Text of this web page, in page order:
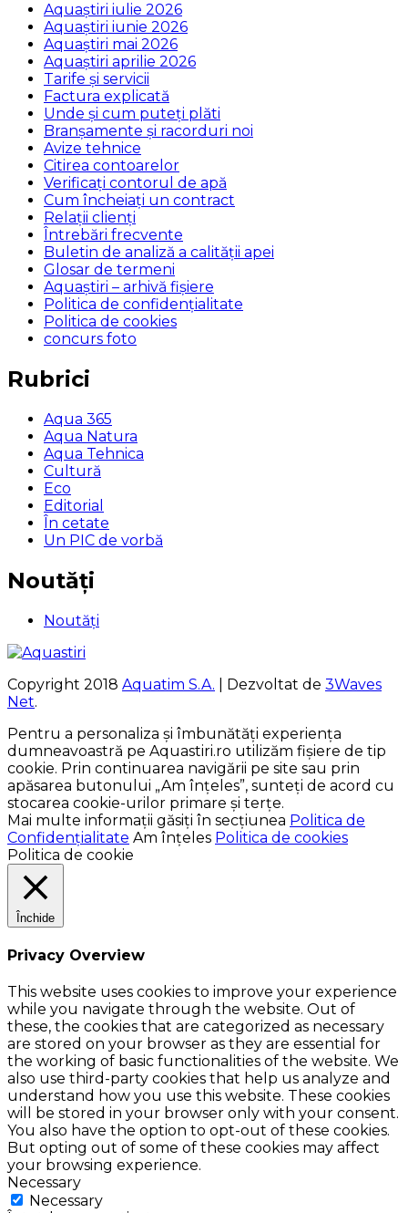
Aquaștiri iulie 2026
Aquaștiri iunie 2026
Aquaștiri mai 2026
Aquaștiri aprilie 2026
Tarife și servicii
Factura explicată
Unde și cum puteţi plăti
Branșamente și racorduri noi
Avize tehnice
Citirea contoarelor
Verificaţi contorul de apă
Cum încheiaţi un contract
Relaţii clienţi
Întrebări frecvente
Buletin de analiză a calităţii apei
Glosar de termeni
Aquaștiri – arhivă fișiere
Politica de confidențialitate
Politica de cookies
concurs foto
Rubrici
Aqua 365
Aqua Natura
Aqua Tehnica
Cultură
Eco
Editorial
În cetate
Un PIC de vorbă
Noutăți
Noutăți
Copyright 2018 Aquatim S.A. | Dezvoltat de 3Waves
Net.
Pentru a personaliza și îmbunătăți experiența
dumneavoastră pe Aquastiri.ro utilizăm fișiere de tip
cookie. Prin continuarea navigării pe site sau prin
apăsarea butonului „Am înțeles”, sunteți de acord cu
stocarea cookie-urilor primare și terțe.
Mai multe informații găsiți în secțiunea Politica de
Confidențialitate Am înțeles Politica de cookies
Politica de cookie
Închide
Privacy Overview
This website uses cookies to improve your experience
while you navigate through the website. Out of
these, the cookies that are categorized as necessary
are stored on your browser as they are essential for
the working of basic functionalities of the website. We
also use third-party cookies that help us analyze and
understand how you use this website. These cookies
will be stored in your browser only with your consent.
You also have the option to opt-out of these cookies.
But opting out of some of these cookies may affect
your browsing experience.
Necessary
Necessary